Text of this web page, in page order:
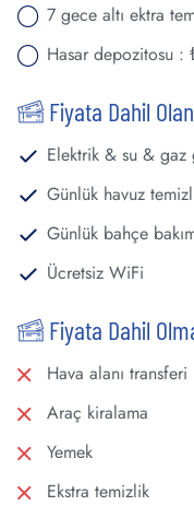
7 gece altı ektra
Hasar depozitosu
Fiyata Dahil Olan
Elektrik & su & gaz
Günlük havuz
Günlük bahçe
Ücretsiz WiFi
Fiyata Dahil
Hava alanı transferi
Araç kiralama
Yemek
Ekstra temizlik